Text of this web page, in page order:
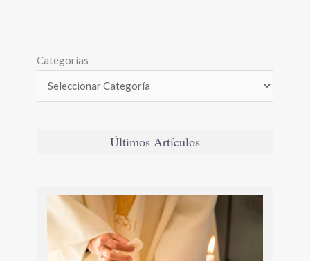
Categorías
Últimos Artículos